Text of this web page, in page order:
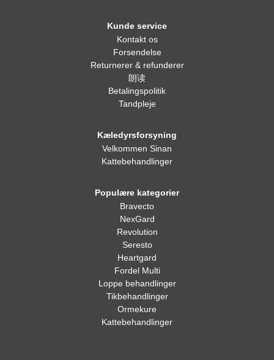
Kunde service
Kontakt os
Forsendelse
Returnerer & refunderer
朗读
Betalingspolitik
Tandpleje
Kæledyrsforsyning
Velkommen Sinan
Kattebehandlinger
Populære kategorier
Bravecto
NexGard
Revolution
Seresto
Heartgard
Fordel Multi
Loppe behandlinger
Tikbehandlinger
Ormekure
Kattebehandlinger